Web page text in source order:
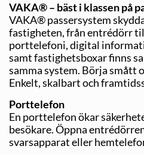
VAKA® – bäst i klassen på
VAKA® passersystem
fastigheten, från entrédörr
porttelefoni, digital
samt fastighetsboxar finns
samma system. Börja smått
Enkelt, skalbart och
Porttelefon
En porttelefon ökar
besök­are. Öppna
svarsapparat eller